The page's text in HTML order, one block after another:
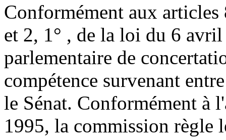
Conformément aux articles
et 2, 1° , de la loi du 6
parlementaire de
compétence survenant
le Sénat. Conformément à
1995, la commission règle